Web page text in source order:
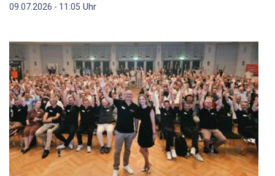
09.07.2026 - 11:05 Uhr